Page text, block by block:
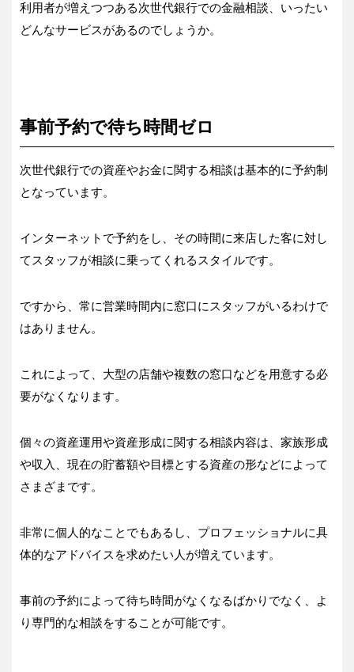
利用者が増えつつある次世代銀行での金融相談、いったい
どんなサービスがあるのでしょうか。
事前予約で待ち時間ゼロ
次世代銀行での資産やお金に関する相談は基本的に予約制
となっています。
インターネットで予約をし、その時間に来店した客に対し
てスタッフが相談に乗ってくれるスタイルです。
ですから、常に営業時間内に窓口にスタッフがいるわけで
はありません。
これによって、大型の店舗や複数の窓口などを用意する必
要がなくなります。
個々の資産運用や資産形成に関する相談内容は、家族形成
や収入、現在の貯蓄額や目標とする資産の形などによって
さまざまです。
非常に個人的なことでもあるし、プロフェッショナルに具
体的なアドバイスを求めたい人が増えています。
事前の予約によって待ち時間がなくなるばかりでなく、よ
り専門的な相談をすることが可能です。